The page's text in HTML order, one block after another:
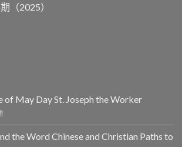
（2025）
of May Day St. Joseph the Worker
the Word Chinese and Christian Paths to